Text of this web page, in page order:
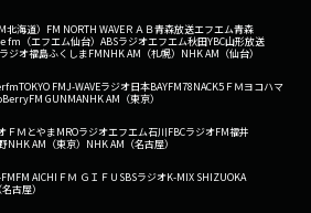
北海道） FM NORTH WAVEＲＡＢ青森放送エフエム青森
fm（エフエム仙台） ABSラジオエフエム秋田YBC山形放送
ジオ福島ふくしまFMNHK AM（札幌） NHK AM（仙台）
TOKYO FMJ-WAVEラジオ日本BAYFM78NACK5 ＦＭヨコハマ
FM GUNMANHK AM（東京）
ＦＭとやまMROラジオエフエム石川FBCラジオFM福井
NHK AM（東京） NHK AM（名古屋）
FM AICHI ＦＭ ＧＩＦＵ SBSラジオK-MIX SHIZUOKA
古屋）